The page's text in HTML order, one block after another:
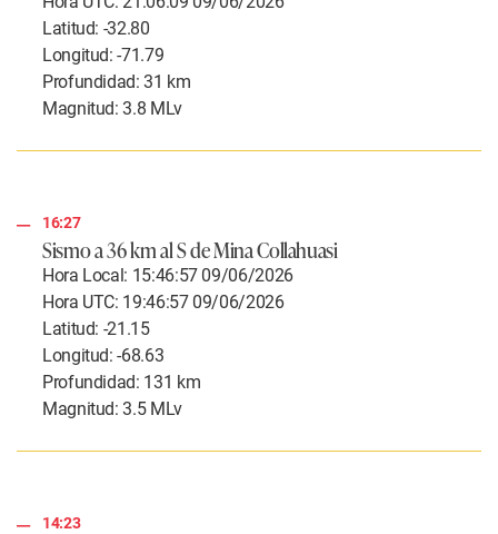
Latitud: -32.80
Longitud: -71.79
Profundidad: 31 km
Magnitud: 3.8 MLv
16:27
Sismo a 36 km al S de Mina Collahuasi
Hora Local: 15:46:57 09/06/2026
Hora UTC: 19:46:57 09/06/2026
Latitud: -21.15
Longitud: -68.63
Profundidad: 131 km
Magnitud: 3.5 MLv
14:23